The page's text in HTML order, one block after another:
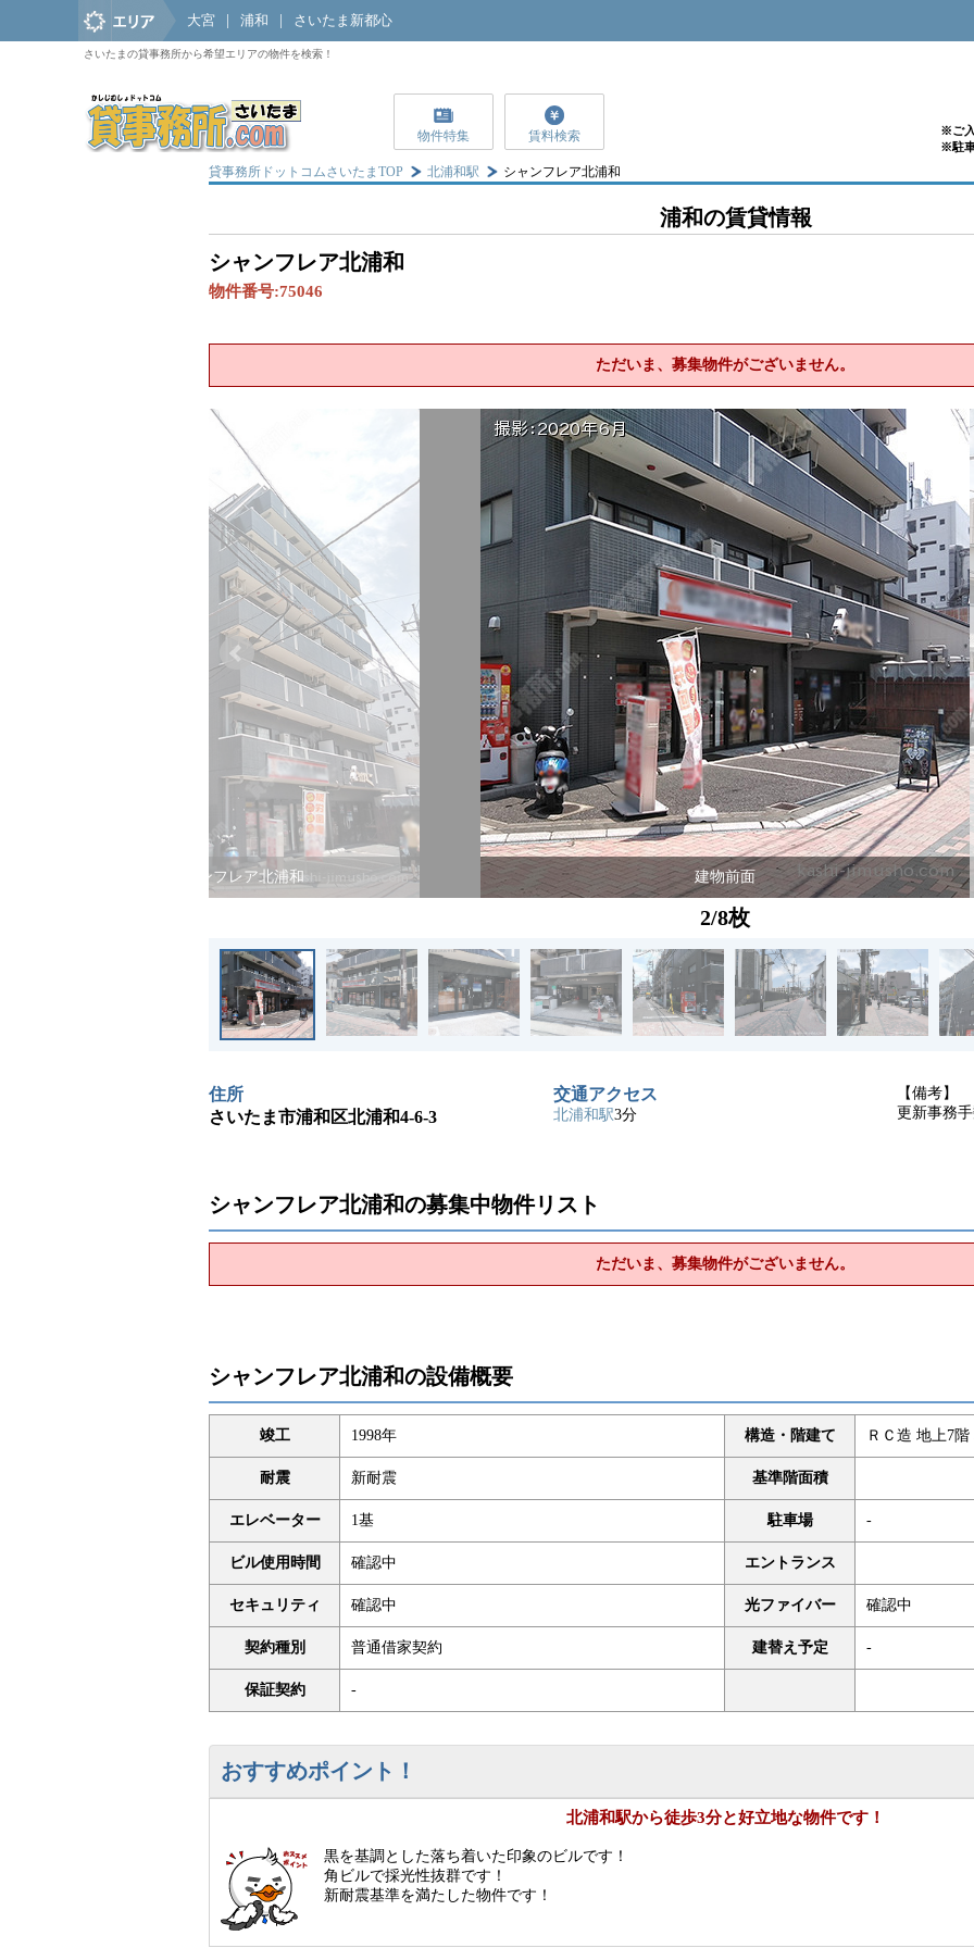
大宮 浦和 さいたま新都心
さいたまの貸事務所から希望エリアの物件を検索！
物件特集 賃料検索
※ご
※駐
貸事務所ドットコムさいたまTOP 北浦和駅 シャンフレア北浦和
浦和の賃貸情報
シャンフレア北浦和
物件番号:75046
ただいま、募集物件がございません。
シャンフレア北浦和 建物前面
2/8枚
住所
さいたま市浦和区北浦和4-6-3
交通アクセス
北浦和駅3分
【備考】
更新事務
シャンフレア北浦和の募集中物件リスト
ただいま、募集物件がございません。
シャンフレア北浦和の設備概要
竣工 1998年 構造・階建て ＲＣ造 地上7
耐震 新耐震 基準階面積
エレベーター 1基 駐車場 -
ビル使用時間 確認中 エントランス
セキュリティ 確認中 光ファイバー 確認中
契約種別 普通借家契約 建替え予定 -
保証契約 -
おすすめポイント！
北浦和駅から徒歩3分と好立地な物件です！
黒を基調とした落ち着いた印象のビルです！
角ビルで採光性抜群です！
新耐震基準を満たした物件です！